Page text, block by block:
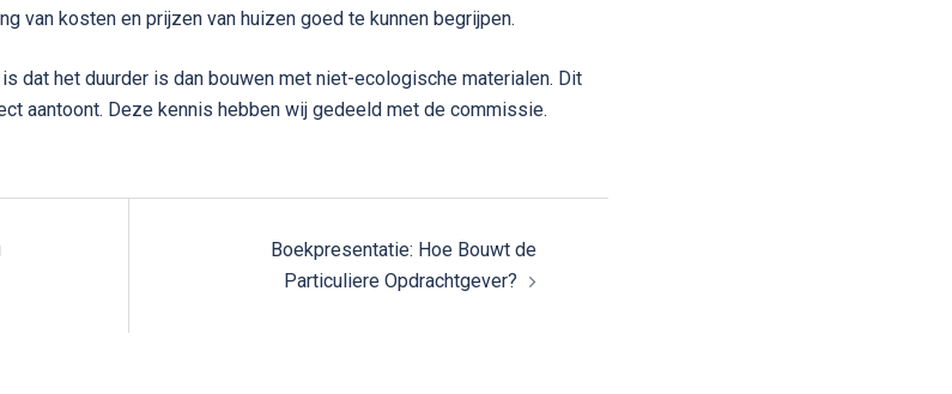
van kosten en prijzen van huizen goed te kunnen begrijpen.
dat het duurder is dan bouwen met niet-ecologische materialen. Dit
aantoont. Deze kennis hebben wij gedeeld met de commissie.
Boekpresentatie: Hoe Bouwt de
Particuliere Opdrachtgever?